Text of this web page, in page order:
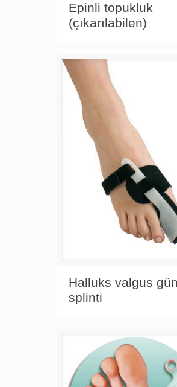
Epinli topukluk
(çıkarılabilen)
Halluks valgus
splinti